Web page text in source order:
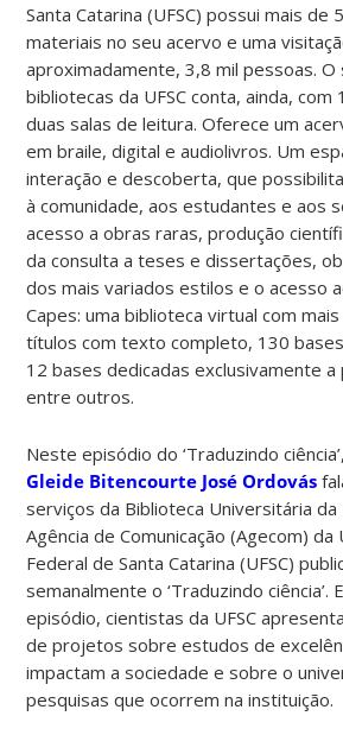
Santa Catarina (UFSC) possui mais de
materiais no seu acervo e uma
aproximadamente, 3,8 mil pessoas. O
bibliotecas da UFSC conta, ainda,
duas salas de leitura. Oferece um
em braile, digital e audiolivros. Um
interação e descoberta, que
à comunidade, aos estudantes e aos
acesso a obras raras, produção
da consulta a teses e dissertações,
dos mais variados estilos e o acesso
Capes: uma biblioteca virtual com
títulos com texto completo, 130
12 bases dedicadas exclusivamente
entre outros.
Neste episódio do ‘Traduzindo
Gleide Bitencourte José Ordovás
serviços da Biblioteca Universitária da
Agência de Comunicação (Agecom) da
Federal de Santa Catarina (UFSC)
semanalmente o ‘Traduzindo ciência’.
episódio, cientistas da UFSC
de projetos sobre estudos de
impactam a sociedade e sobre o
pesquisas que ocorrem na instituição.